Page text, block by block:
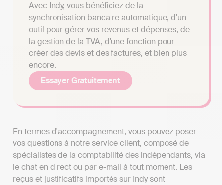
Avec Indy, vous bénéficiez de la
synchronisation bancaire automatique, d'un
outil pour gérer vos revenus et dépenses, de
la gestion de la TVA, d'une fonction pour
créer des devis et des factures, et bien plus
encore.
Essayer Gratuitement
En termes d'accompagnement, vous pouvez poser
vos questions à notre service client, composé de
spécialistes de la comptabilité des indépendants, via
le chat en direct ou par e-mail à tout moment. Les
reçus et justificatifs importés sur Indy sont